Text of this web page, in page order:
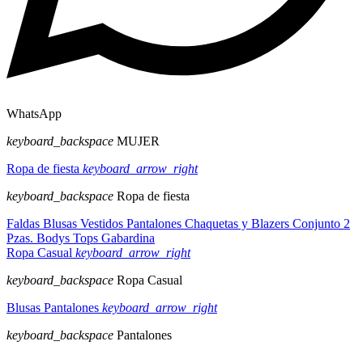
WhatsApp
keyboard_backspace MUJER
Ropa de fiesta keyboard_arrow_right
keyboard_backspace Ropa de fiesta
Faldas Blusas Vestidos Pantalones Chaquetas y Blazers Conjunto 2
Pzas. Bodys Tops Gabardina
Ropa Casual keyboard_arrow_right
keyboard_backspace Ropa Casual
Blusas Pantalones keyboard_arrow_right
keyboard_backspace Pantalones